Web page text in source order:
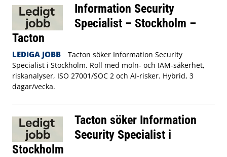
Information Security
Specialist – Stockholm –
Tacton
LEDIGA JOBB
Tacton söker Information Security
Specialist i Stockholm. Roll med moln- och IAM-säkerhet,
riskanalyser, ISO 27001/SOC 2 och AI-risker. Hybrid, 3
dagar/vecka.
Tacton söker Information
Security Specialist i
Stockholm